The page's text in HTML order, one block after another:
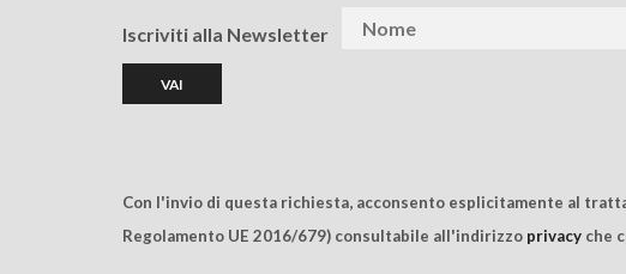
Iscriviti alla Newsletter
Con l'invio di questa richiesta, acconsento esplicitamente al
Regolamento UE 2016/679) consultabile all'indirizzo privacy che